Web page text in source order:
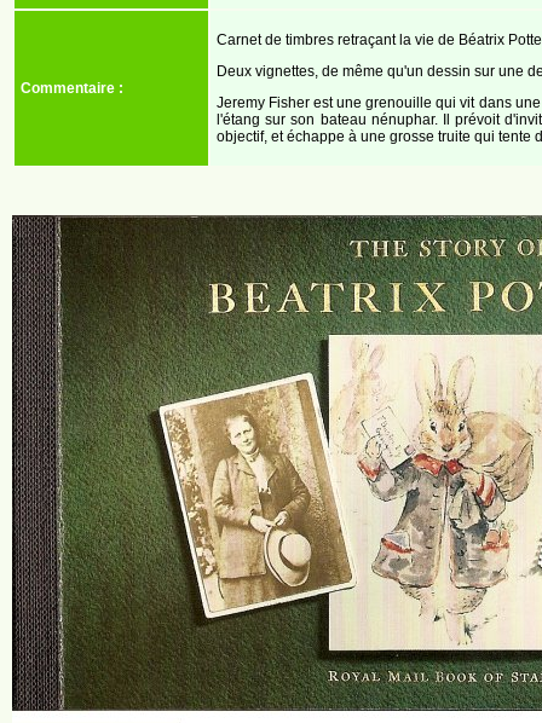
Commentaire :
Carnet de timbres retraçant la vie de Béatrix
Deux vignettes, de même qu'un dessin sur une
Jeremy Fisher est une grenouille qui vit dans
l'étang sur son bateau nénuphar. Il prévoit
objectif, et échappe à une grosse truite qui tente